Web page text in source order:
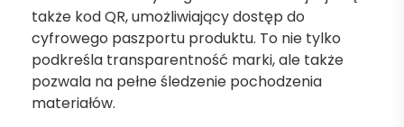
także kod QR, umożliwiający dostęp do
cyfrowego paszportu produktu. To nie tylko
podkreśla transparentność marki, ale także
pozwala na pełne śledzenie pochodzenia
materiałów.